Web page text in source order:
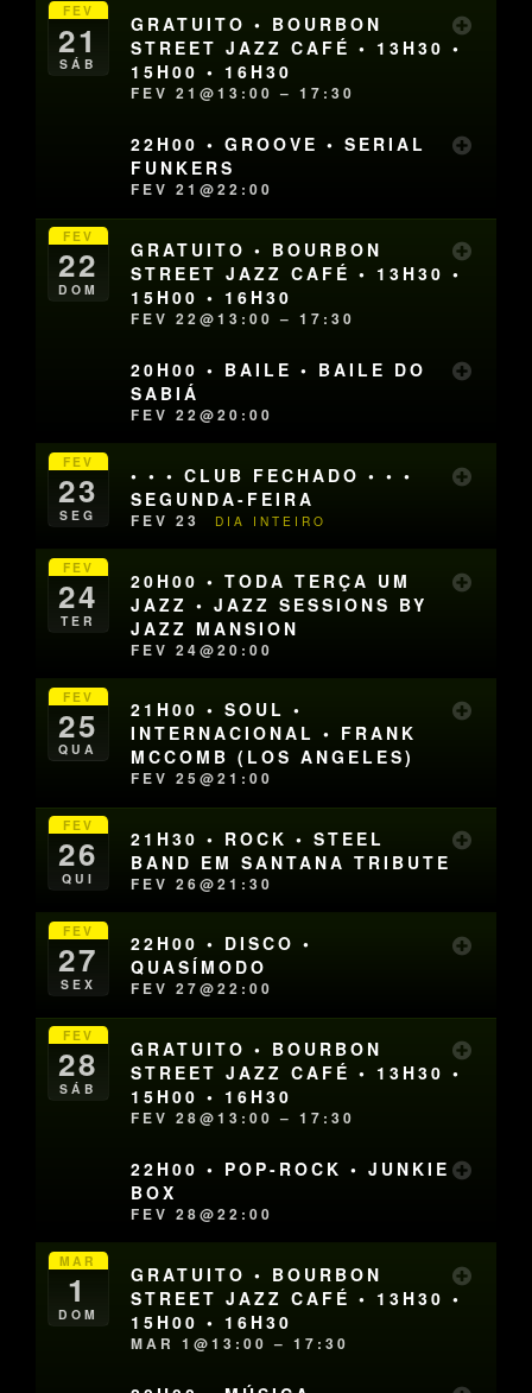
FEV
21
SÁB
GRATUITO • BOURBON
STREET JAZZ CAFÉ • 13H30 •
15H00 • 16H30
FEV 21@13:00 – 17:30
22H00 • GROOVE • SERIAL
FUNKERS
FEV 21@22:00
FEV
22
DOM
GRATUITO • BOURBON
STREET JAZZ CAFÉ • 13H30 •
15H00 • 16H30
FEV 22@13:00 – 17:30
20H00 • BAILE • BAILE DO
SABIÁ
FEV 22@20:00
FEV
23
SEG
• • • CLUB FECHADO • • •
SEGUNDA-FEIRA
FEV 23 DIA INTEIRO
FEV
24
TER
20H00 • TODA TERÇA UM
JAZZ • JAZZ SESSIONS BY
JAZZ MANSION
FEV 24@20:00
FEV
25
QUA
21H00 • SOUL •
INTERNACIONAL • FRANK
MCCOMB (LOS ANGELES)
FEV 25@21:00
FEV
26
QUI
21H30 • ROCK • STEEL
BAND EM SANTANA TRIBUTE
FEV 26@21:30
FEV
27
SEX
22H00 • DISCO •
QUASÍMODO
FEV 27@22:00
FEV
28
SÁB
GRATUITO • BOURBON
STREET JAZZ CAFÉ • 13H30 •
15H00 • 16H30
FEV 28@13:00 – 17:30
22H00 • POP-ROCK • JUNKIE
BOX
FEV 28@22:00
MAR
1
DOM
GRATUITO • BOURBON
STREET JAZZ CAFÉ • 13H30 •
15H00 • 16H30
MAR 1@13:00 – 17:30